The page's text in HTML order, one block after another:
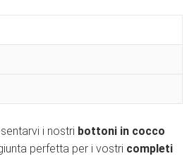
i nostri bottoni in cocco
perfetta per i vostri completi